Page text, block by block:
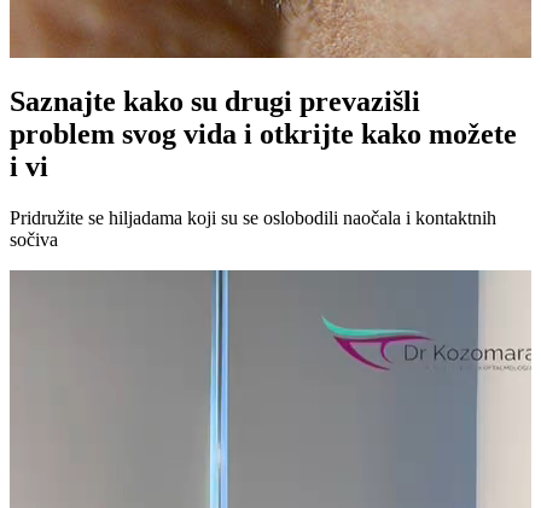
Saznajte kako su drugi prevazišli
problem svog vida i otkrijte kako možete
i vi
Pridružite se hiljadama koji su se oslobodili naočala i kontaktnih
sočiva